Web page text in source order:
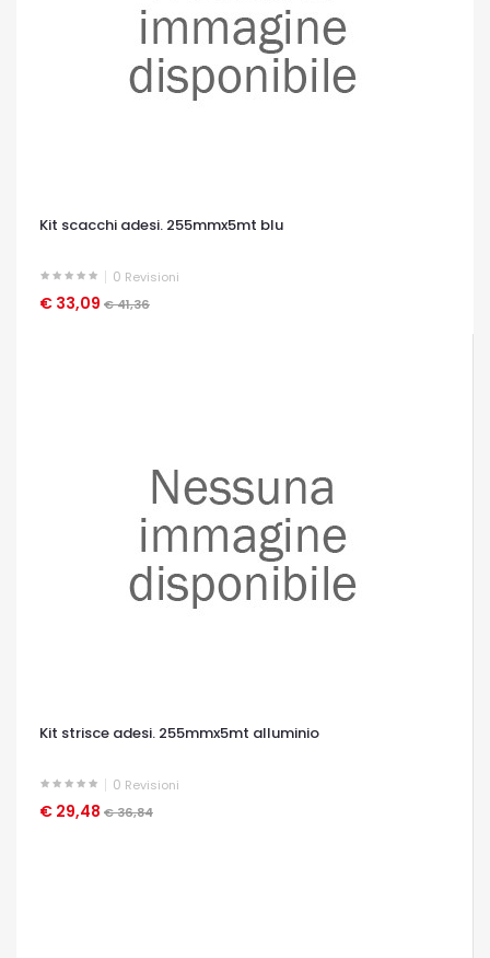
Kit scacchi adesi. 255mmx5mt blu
0 Revisioni
€ 33,09 € 41,36
OCCHIATA VELOCE
Kit strisce adesi. 255mmx5mt alluminio
0 Revisioni
€ 29,48 € 36,84
OCCHIATA VELOCE